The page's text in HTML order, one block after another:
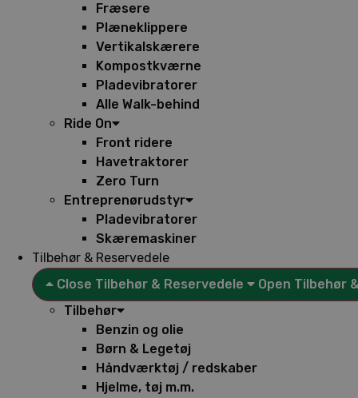
Fræsere
Plæneklippere
Vertikalskærere
Kompostkværne
Pladevibratorer
Alle Walk-behind
Ride On
Front ridere
Havetraktorer
Zero Turn
Entreprenørudstyr
Pladevibratorer
Skæremaskiner
Tilbehør & Reservedele
Close Tilbehør & Reservedele
Open Tilbehør
Tilbehør
Benzin og olie
Børn & Legetøj
Håndværktøj / redskaber
Hjelme, tøj m.m.